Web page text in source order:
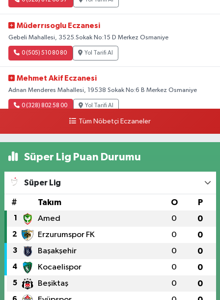
Müderrısoglu Eczanesi
Gebeli Mahallesi, 3525.Sokak No:15 D Merkez Osmaniye
0 (505) 510 80 80 Yol Tarifi Al
Mehmet Akif Eczanesi
Adnan Menderes Mahallesi, 19538 Sokak No:6 B Merkez Osmaniye
0 (328) 802 58 00 Yol Tarifi Al
Tüm Nöbetçi Eczaneler
Süper Lig Puan Durumu
Süper Lig
# Takım O P
1 Amed 0 0
2 Erzurumspor FK 0 0
3 Başakşehir 0 0
4 Kocaelispor 0 0
5 Beşiktaş 0 0